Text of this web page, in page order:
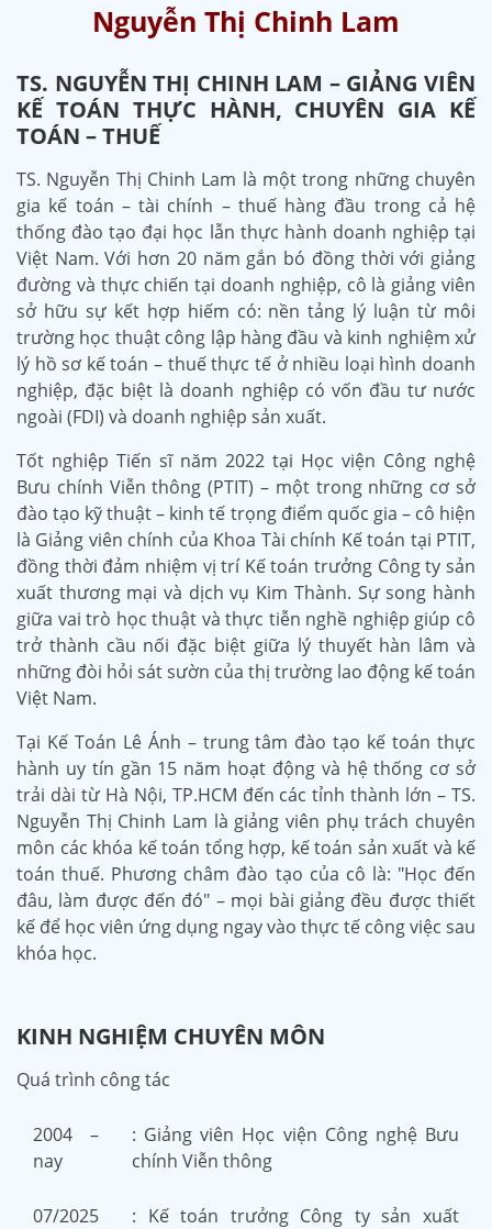
Nguyễn Thị Chinh Lam
TS. NGUYỄN THỊ CHINH LAM – GIẢNG VIÊN
KẾ TOÁN THỰC HÀNH, CHUYÊN GIA KẾ
TOÁN – THUẾ
TS. Nguyễn Thị Chinh Lam là một trong những chuyên
gia kế toán – tài chính – thuế hàng đầu trong cả hệ
thống đào tạo đại học lẫn thực hành doanh nghiệp tại
Việt Nam. Với hơn 20 năm gắn bó đồng thời với giảng
đường và thực chiến tại doanh nghiệp, cô là giảng viên
sở hữu sự kết hợp hiếm có: nền tảng lý luận từ môi
trường học thuật công lập hàng đầu và kinh nghiệm xử
lý hồ sơ kế toán – thuế thực tế ở nhiều loại hình doanh
nghiệp, đặc biệt là doanh nghiệp có vốn đầu tư nước
ngoài (FDI) và doanh nghiệp sản xuất.
Tốt nghiệp Tiến sĩ năm 2022 tại Học viện Công nghệ
Bưu chính Viễn thông (PTIT) – một trong những cơ sở
đào tạo kỹ thuật – kinh tế trọng điểm quốc gia – cô hiện
là Giảng viên chính của Khoa Tài chính Kế toán tại PTIT,
đồng thời đảm nhiệm vị trí Kế toán trưởng Công ty sản
xuất thương mại và dịch vụ Kim Thành. Sự song hành
giữa vai trò học thuật và thực tiễn nghề nghiệp giúp cô
trở thành cầu nối đặc biệt giữa lý thuyết hàn lâm và
những đòi hỏi sát sườn của thị trường lao động kế toán
Việt Nam.
Tại Kế Toán Lê Ánh – trung tâm đào tạo kế toán thực
hành uy tín gần 15 năm hoạt động và hệ thống cơ sở
trải dài từ Hà Nội, TP.HCM đến các tỉnh thành lớn – TS.
Nguyễn Thị Chinh Lam là giảng viên phụ trách chuyên
môn các khóa kế toán tổng hợp, kế toán sản xuất và kế
toán thuế. Phương châm đào tạo của cô là: "Học đến
đâu, làm được đến đó" – mọi bài giảng đều được thiết
kế để học viên ứng dụng ngay vào thực tế công việc sau
khóa học.
KINH NGHIỆM CHUYÊN MÔN
Quá trình công tác
2004 –
nay
: Giảng viên Học viện Công nghệ Bưu
chính Viễn thông
07/2025
: Kế toán trưởng Công ty sản xuất